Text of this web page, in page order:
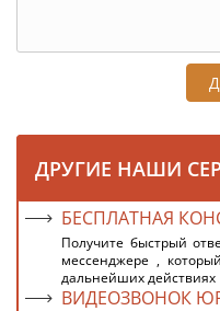
ДРУГИЕ НАШИ
БЕСПЛАТНАЯ
Получите быстрый
мессенджере ,
дальнейших действиях
ВИДЕОЗВОНОК